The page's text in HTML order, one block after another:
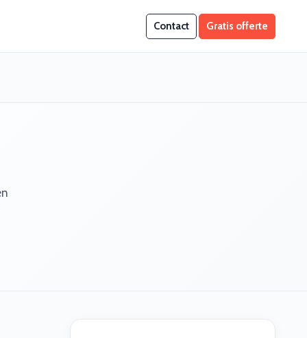
Contact Gratis offerte